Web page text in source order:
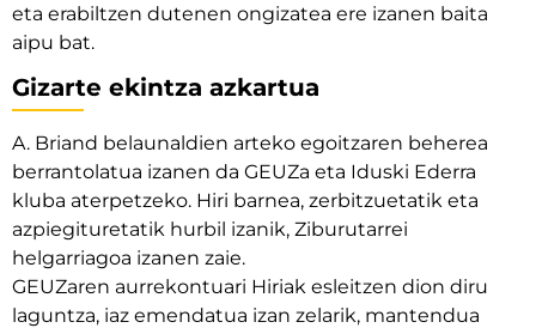
eta erabiltzen dutenen ongizatea ere izanen baita
aipu bat.
Gizarte ekintza azkartua
A. Briand belaunaldien arteko egoitzaren beherea
berrantolatua izanen da GEUZa eta Iduski Ederra
kluba aterpetzeko. Hiri barnea, zerbitzuetatik eta
azpiegituretatik hurbil izanik, Ziburutarrei
helgarriagoa izanen zaie.
GEUZaren aurrekontuari Hiriak esleitzen dion diru
laguntza, iaz emendatua izan zelarik, mantendua